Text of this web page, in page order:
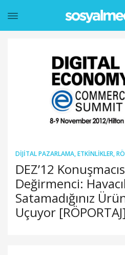
DIJITAL PAZARLAMA,ETKINLIKLER,
DEZ’12
Değirmenci:
Satamadığınız
Uçuyor [RÖPORTAJ]